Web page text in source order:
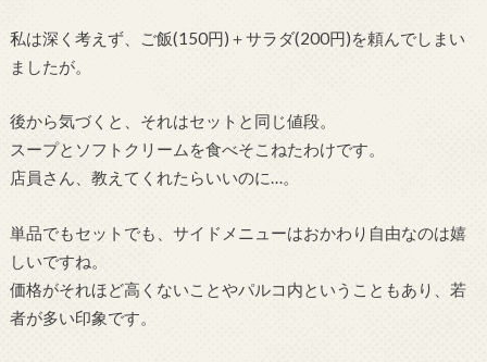
私は深く考えず、ご飯(150円)＋サラダ(200円)を頼んでしまい
ましたが。
後から気づくと、それはセットと同じ値段。
スープとソフトクリームを食べそこねたわけです。
店員さん、教えてくれたらいいのに…。
単品でもセットでも、サイドメニューはおかわり自由なのは嬉
しいですね。
価格がそれほど高くないことやパルコ内ということもあり、若
者が多い印象です。